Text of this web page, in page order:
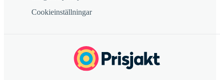
Cookieinställningar